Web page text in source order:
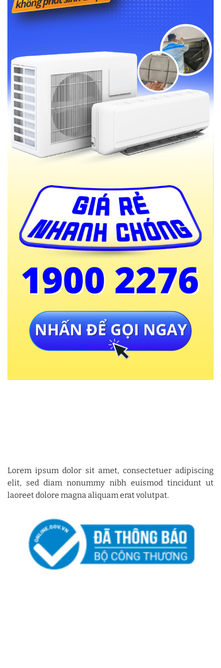
Lorem ipsum dolor sit amet, consectetuer adipiscing
elit, sed diam nonummy nibh euismod tincidunt ut
laoreet dolore magna aliquam erat volutpat.